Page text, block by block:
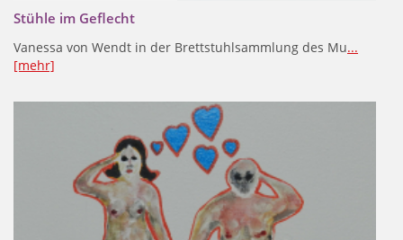
Stühle im Geflecht
Vanessa von Wendt in der Brettstuhlsammlung des Mu...
[mehr]